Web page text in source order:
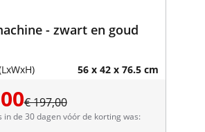
- zwart en goud
56 x 42 x 76.5 cm
€ 197,00
in de 30 dagen vóór de korting was: